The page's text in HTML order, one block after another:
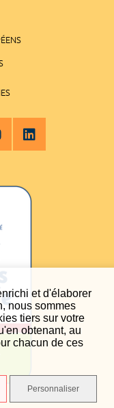
et d'élaborer
nous sommes
tiers sur votre
obtenant, au
chacun de ces
Personnaliser